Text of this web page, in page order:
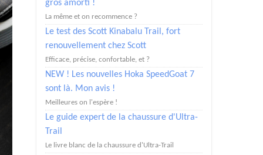
gros amorti !
La même et on recommence ?
Le test des Scott Kinabalu Trail, fort
renouvellement chez Scott
Efficace, précise, confortable, et ?
NEW ! Les nouvelles Hoka SpeedGoat 7
sont là. Mon avis !
Meilleures on l'espère !
Le guide expert de la chaussure d'Ultra-
Trail
Le livre blanc de la chaussure d'Ultra-Trail